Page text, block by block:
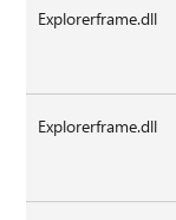
Explorerframe.dll
Explorerframe.dll